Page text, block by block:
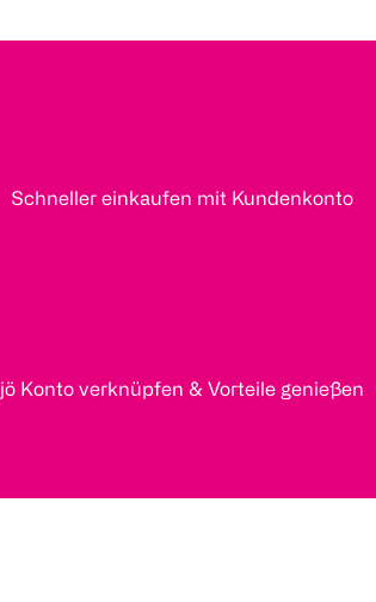
Schneller einkaufen mit Kundenkonto
jö Konto verknüpfen & Vorteile genießen